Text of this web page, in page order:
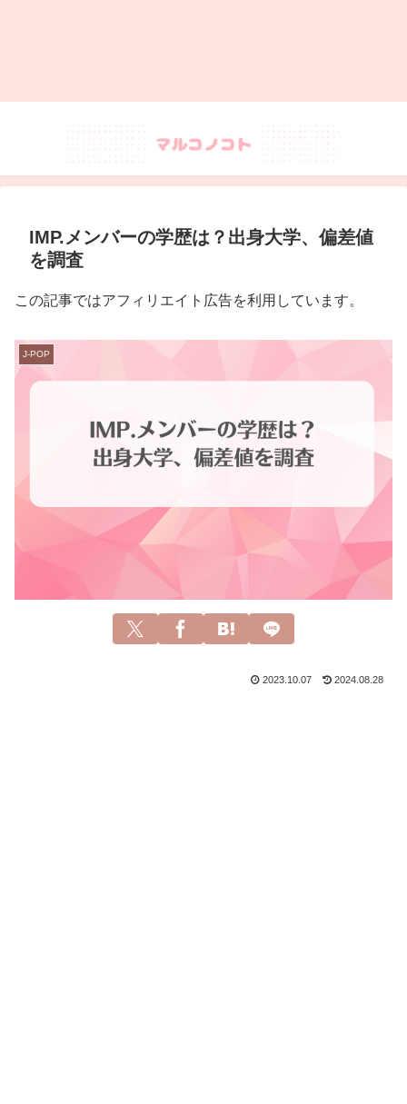
IMP.メンバーの学歴は？出身大学、偏差値
を調査
この記事ではアフィリエイト広告を利用しています。
J-POP
2023.10.07 2024.08.28